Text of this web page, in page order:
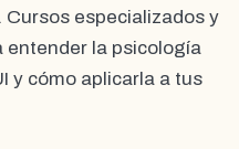
especializados y
entender la psicología
y cómo aplicarla a tus